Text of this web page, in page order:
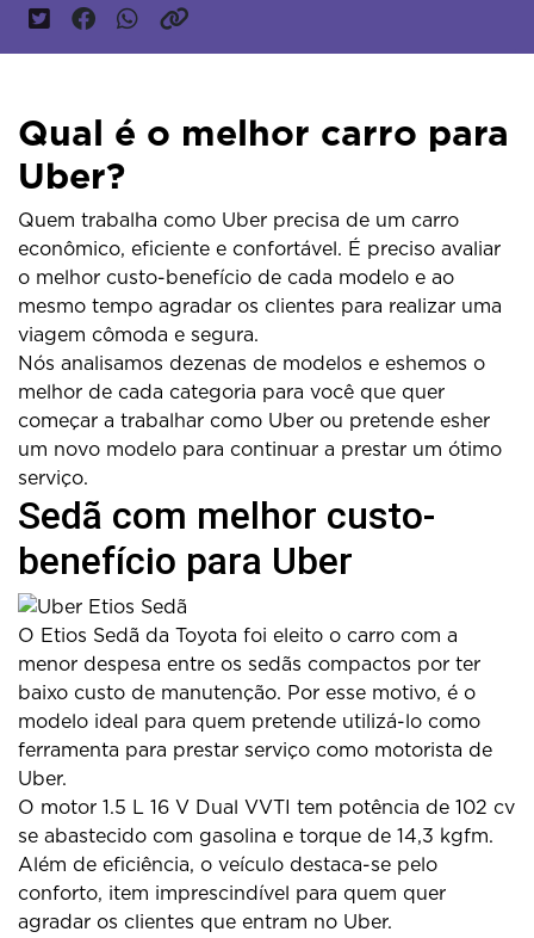
Qual é o melhor carro para
Uber?
Quem trabalha como Uber precisa de um carro
econômico, eficiente e confortável. É preciso avaliar
o melhor custo-benefício de cada modelo e ao
mesmo tempo agradar os clientes para realizar uma
viagem cômoda e segura.
Nós analisamos dezenas de modelos e eshemos o
melhor de cada categoria para você que quer
começar a trabalhar como Uber ou pretende esher
um novo modelo para continuar a prestar um ótimo
serviço.
Sedã com melhor custo-
benefício para Uber
O Etios Sedã da Toyota foi eleito o carro com a
menor despesa entre os sedãs compactos por ter
baixo custo de manutenção. Por esse motivo, é o
modelo ideal para quem pretende utilizá-lo como
ferramenta para prestar serviço como motorista de
Uber.
O motor 1.5 L 16 V Dual VVTI tem potência de 102 cv
se abastecido com gasolina e torque de 14,3 kgfm.
Além de eficiência, o veículo destaca-se pelo
conforto, item imprescindível para quem quer
agradar os clientes que entram no Uber.